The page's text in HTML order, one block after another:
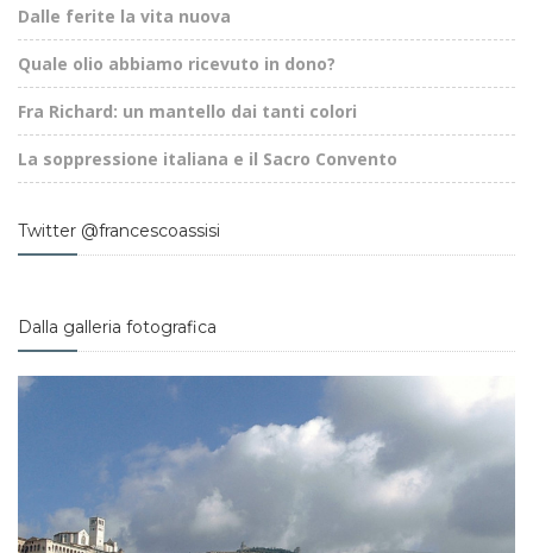
Dalle ferite la vita nuova
Quale olio abbiamo ricevuto in dono?
Fra Richard: un mantello dai tanti colori
La soppressione italiana e il Sacro Convento
Twitter @francescoassisi
Dalla galleria fotografica